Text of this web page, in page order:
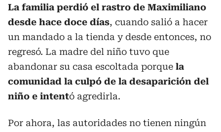
La familia perdió el rastro de Maximiliano
desde hace doce días, cuando salió a hacer
un mandado a la tienda y desde entonces, no
regresó. La madre del niño tuvo que
abandonar su casa escoltada porque la
comunidad la culpó de la desaparición del
niño e intentó agredirla.
Por ahora, las autoridades no tienen ningún